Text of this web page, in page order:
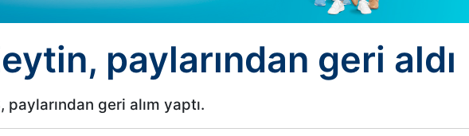
paylarından geri aldı
paylarından geri alım yaptı.